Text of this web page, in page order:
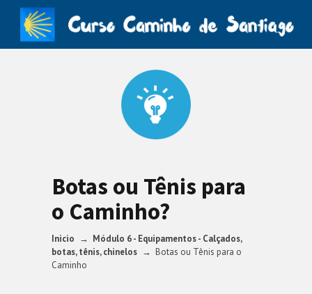
Botas ou Tênis para
o Caminho?
Inicio
Módulo 6 - Equipamentos - Calçados,
botas, tênis, chinelos
Botas ou Tênis para o
Caminho